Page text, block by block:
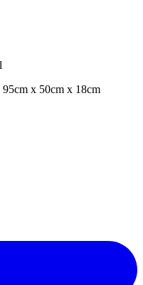
95cm x 50cm x 18cm